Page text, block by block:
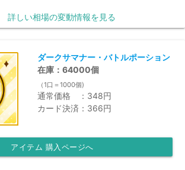
詳しい相場の変動情報を見る
ダークサマナー・バトルポーション
在庫：64000個
（1口＝1000個)
通常価格 ：348円
カード決済：366円
アイテム 購入ページへ